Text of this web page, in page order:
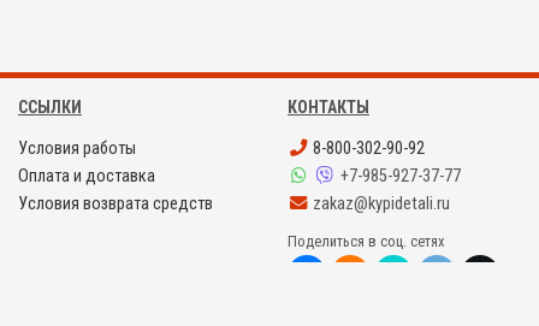
ССЫЛКИ
Условия работы
Оплата и доставка
Условия возврата средств
КОНТАКТЫ
8-800-302-90-92
+7-985-927-37-77
zakaz@kypidetali.ru
Поделиться в соц. сетях